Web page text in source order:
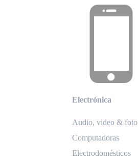
Electrónica
Audio, video & foto
Computadoras
Electrodomésticos